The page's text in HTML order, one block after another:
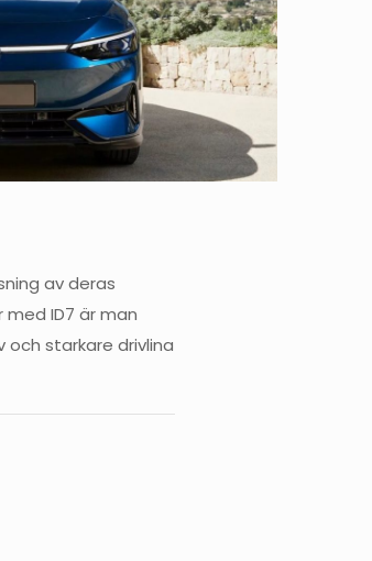
av deras
med ID7 är man
starkare drivlina